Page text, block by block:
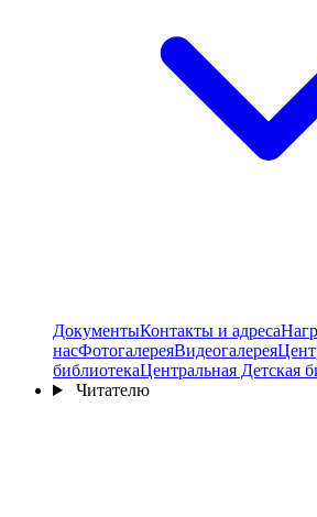
ДокументыКонтакты и адреса
насФотогалереяВидеогалерея
библиотекаЦентральная Детская
Читателю